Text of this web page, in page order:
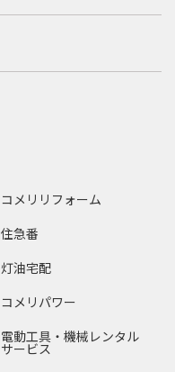
コメリリフォーム
住急番
灯油宅配
コメリパワー
電動工具・機械レンタル
サービス